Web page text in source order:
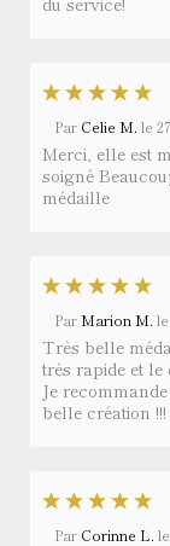
Par Celie M. le
Merci, elle est
soigné
médaille
Par Marion M. le
Très belle
très rapide et
Je
belle création !!!
Par Corinne L. le